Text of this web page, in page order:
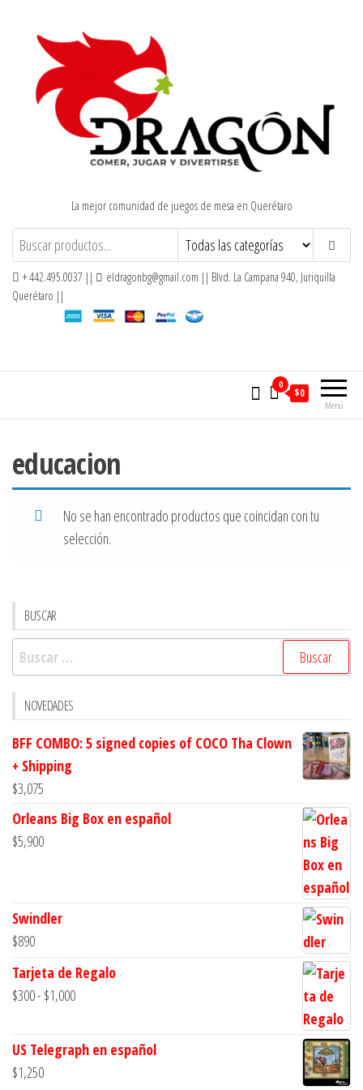
contenido
La mejor comunidad de juegos de mesa en Querétaro
+ 442.495.0037 ||
eldragonbg@gmail.com || Blvd. La Campana 940, Juriquilla
Querétaro ||
Menú
0
$0
educacion
No se han encontrado productos que coincidan con tu
selección.
BUSCAR
Buscar:
NOVEDADES
BFF COMBO: 5 signed copies of COCO Tha Clown
+ Shipping
$3,075
Orleans Big Box en español
$5,900
Swindler
$890
Tarjeta de Regalo
$300- $1,000Rango
precios:
desde
US Telegraph en español
$1,250